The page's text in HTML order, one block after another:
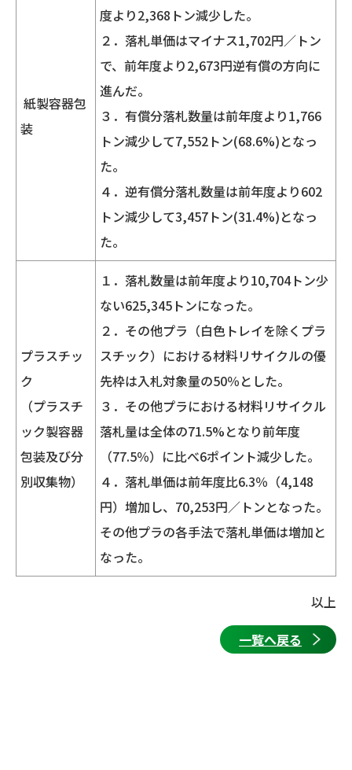
紙製容器包
装
度より2,368トン減少した。
２．落札単価はマイナス1,702円／トン
で、前年度より2,673円逆有償の方向に
進んだ。
３．有償分落札数量は前年度より1,766
トン減少して7,552トン(68.6%)となっ
た。
４．逆有償分落札数量は前年度より602
トン減少して3,457トン(31.4%)となっ
た。
プラスチッ
ク
（プラスチ
ック製容器
包装及び分
別収集物）
１．落札数量は前年度より10,704トン少
ない625,345トンになった。
２．その他プラ（白色トレイを除くプラ
スチック）における材料リサイクルの優
先枠は入札対象量の50％とした。
３．その他プラにおける材料リサイクル
落札量は全体の71.5%となり前年度
（77.5％）に比べ6ポイント減少した。
４．落札単価は前年度比6.3％（4,148
円）増加し、70,253円／トンとなった。
その他プラの各手法で落札単価は増加と
なった。
以上
一覧へ戻る